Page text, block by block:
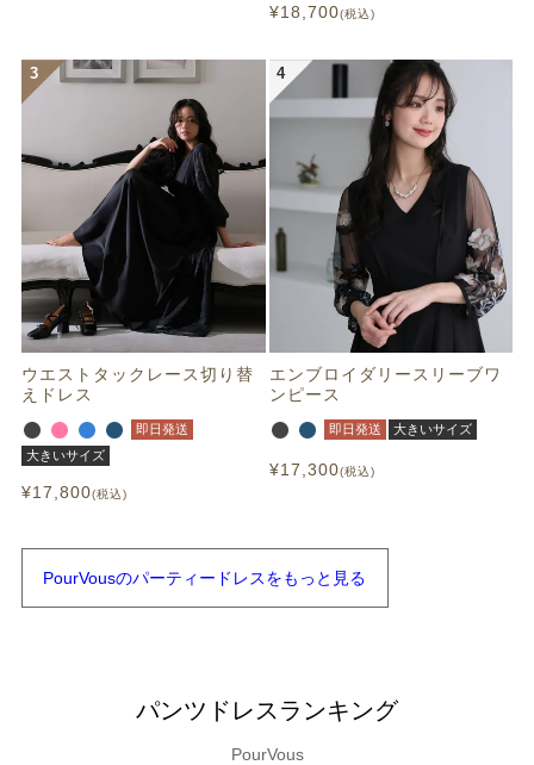
¥18,700 税込
ウエストタックレース切り替
えドレス
即日発送
大きいサイズ
¥17,800 税込
エンブロイダリースリーブワ
ンピース
即日発送 大きいサイズ
¥17,300 税込
PourVousのパーティードレスをもっと見る
パンツドレスランキング
PourVous